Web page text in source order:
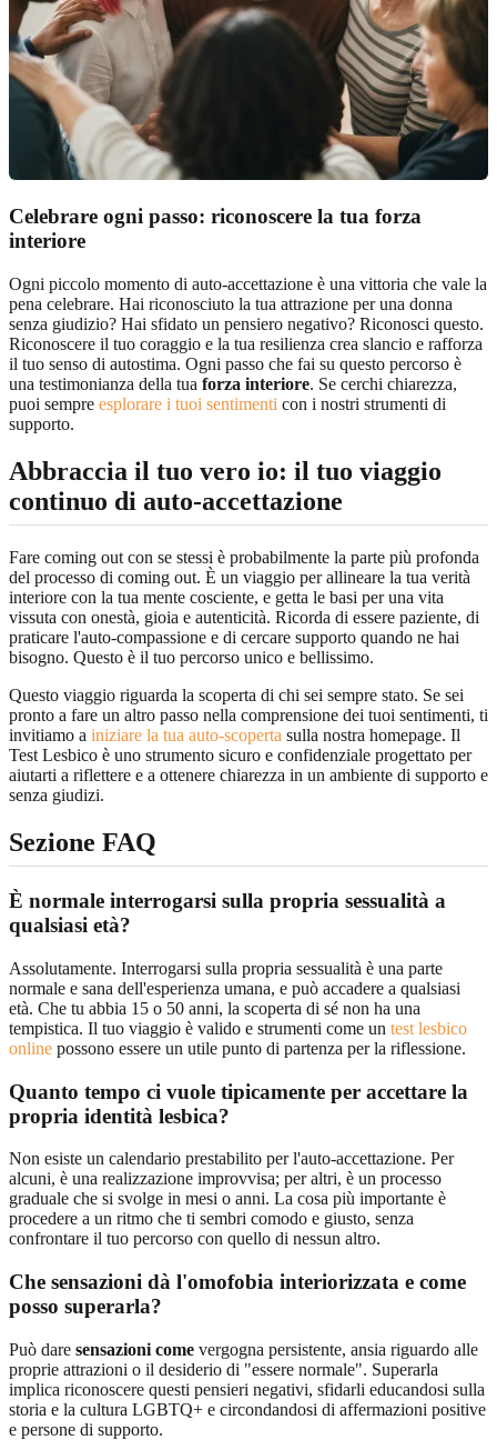
Celebrare ogni passo: riconoscere la tua forza
interiore
Ogni piccolo momento di auto-accettazione è una vittoria che vale la
pena celebrare. Hai riconosciuto la tua attrazione per una donna
senza giudizio? Hai sfidato un pensiero negativo? Riconosci questo.
Riconoscere il tuo coraggio e la tua resilienza crea slancio e rafforza
il tuo senso di autostima. Ogni passo che fai su questo percorso è
una testimonianza della tua forza interiore. Se cerchi chiarezza,
puoi sempre esplorare i tuoi sentimenti con i nostri strumenti di
supporto.
Abbraccia il tuo vero io: il tuo viaggio
continuo di auto-accettazione
Fare coming out con se stessi è probabilmente la parte più profonda
del processo di coming out. È un viaggio per allineare la tua verità
interiore con la tua mente cosciente, e getta le basi per una vita
vissuta con onestà, gioia e autenticità. Ricorda di essere paziente, di
praticare l'auto-compassione e di cercare supporto quando ne hai
bisogno. Questo è il tuo percorso unico e bellissimo.
Questo viaggio riguarda la scoperta di chi sei sempre stato. Se sei
pronto a fare un altro passo nella comprensione dei tuoi sentimenti, ti
invitiamo a iniziare la tua auto-scoperta sulla nostra homepage. Il
Test Lesbico è uno strumento sicuro e confidenziale progettato per
aiutarti a riflettere e a ottenere chiarezza in un ambiente di supporto e
senza giudizi.
Sezione FAQ
È normale interrogarsi sulla propria sessualità a
qualsiasi età?
Assolutamente. Interrogarsi sulla propria sessualità è una parte
normale e sana dell'esperienza umana, e può accadere a qualsiasi
età. Che tu abbia 15 o 50 anni, la scoperta di sé non ha una
tempistica. Il tuo viaggio è valido e strumenti come un test lesbico
online possono essere un utile punto di partenza per la riflessione.
Quanto tempo ci vuole tipicamente per accettare la
propria identità lesbica?
Non esiste un calendario prestabilito per l'auto-accettazione. Per
alcuni, è una realizzazione improvvisa; per altri, è un processo
graduale che si svolge in mesi o anni. La cosa più importante è
procedere a un ritmo che ti sembri comodo e giusto, senza
confrontare il tuo percorso con quello di nessun altro.
Che sensazioni dà l'omofobia interiorizzata e come
posso superarla?
Può dare sensazioni come vergogna persistente, ansia riguardo alle
proprie attrazioni o il desiderio di "essere normale". Superarla
implica riconoscere questi pensieri negativi, sfidarli educandosi sulla
storia e la cultura LGBTQ+ e circondandosi di affermazioni positive
e persone di supporto.